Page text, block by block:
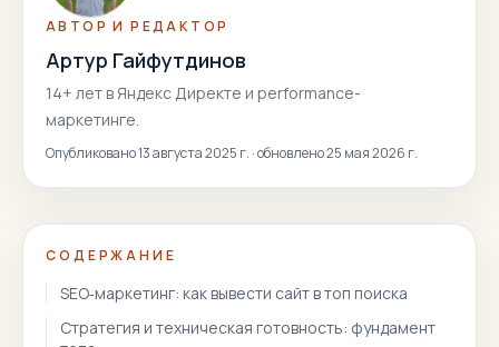
АВТОР И РЕДАКТОР
Артур Гайфутдинов
14+ лет в Яндекс Директе и performance-
маркетинге.
Опубликовано13 августа 2025 г. ·обновлено25 мая 2026 г.
СОДЕРЖАНИЕ
SEO‑маркетинг: как вывести сайт в топ поиска
Стратегия и техническая готовность: фундамент